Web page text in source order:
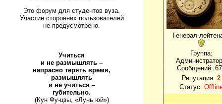
Это форум для студентов вуза.
Участие сторонних пользователей
не предусмотрено.
Учиться
и не размышлять –
напрасно терять время,
размышлять
и не учиться –
губительно.
(Кун Фу-цзы, «Лунь юй»)
Генерал-
Группа:
Сообщений:
Репутация: 2
Статус: